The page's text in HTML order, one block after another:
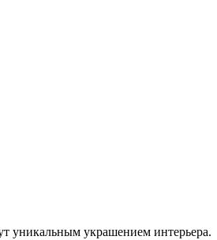
уникальным украшением интерьера.